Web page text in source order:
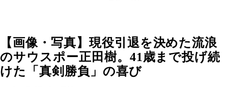
【画像・写真】現役引退を決めた流浪
のサウスポー正田樹。41歳まで投げ続
けた「真剣勝負」の喜び